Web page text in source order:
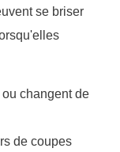
se briser
changent de
de coupes